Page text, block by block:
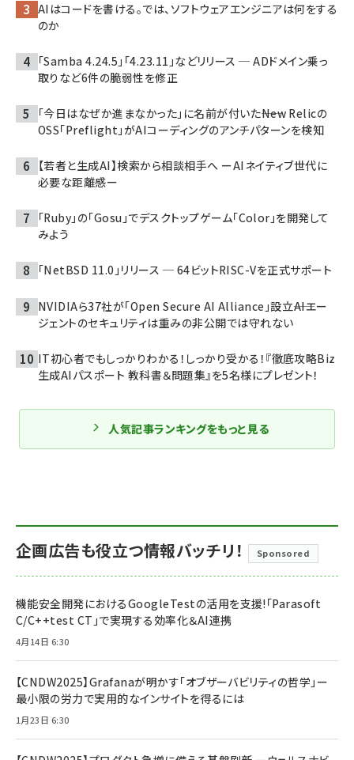
AIはコードを書ける。では、ソフトウェアエンジニアは何をする
のか
「Samba 4.24.5」「4.23.11」などリリース ─ ADドメイン乗っ
取りなど6件の脆弱性を修正
「今日はなぜか進まなかった」に名前が付いた――New Relicの
OSS「Preflight」がAIコーディングのアンチパターンを検知
【若者と生成AI】検索から相談相手へ ーAIネイティブ世代に
必要な距離感ー
「Ruby」の「Gosu」でデスクトップゲーム「Color」を開発して
みよう
「NetBSD 11.0」リリース ─ 64ビットRISC-Vを正式サポート
NVIDIAら37社が「Open Secure AI Alliance」設立――AIエー
ジェントのセキュリティは重みの非公開では守れない
IT初心者でもしっかりわかる！しっかり受かる！『徹底攻略Biz
生成AIパスポート 教科書＆問題集』を5名様にプレゼント！
人気記事ランキングをもっと見る
企画広告も役立つ情報バッチリ！ Sponsored
機能安全開発におけるGoogleTestの活用を支援!「Parasoft
C/C++test CT」で実現する効率化＆AI連携
4月14日 6:30
【CNDW2025】Grafanaが明かす「オブザーバビリティの哲学」ー
最小限の労力で実用的なインサイトを得るには
1月23日 6:30